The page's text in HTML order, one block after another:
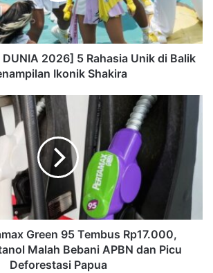
DUNIA 2026] 5 Rahasia Unik di Balik
Ikonik Shakira
Green 95 Tembus Rp17.000,
Malah Bebani APBN dan Picu
Deforestasi Papua